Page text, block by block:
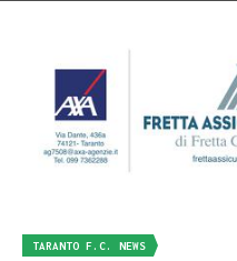
TARANTO F.C. NEWS